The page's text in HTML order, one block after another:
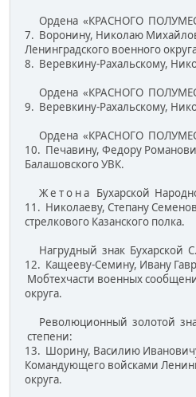
Ордена «КРАСНОГО
7. Воронину, Николаю
Ленинград­ского военного
8. Веревкину-Рахальскому,
Ордена «КРАСНОГО
9. Веревкину-Рахальскому,
Ордена «КРАСНОГО
10. Печавину, Федору
Балашовского УВК.
Ж е т о н а Бухарской
11. Николаеву, Степану
стрелкового Казанского полка.
Нагрудный знак Бухарской
12. Кащееву-Семину, Ивану
Мобтехчасти военных
округа.
Революционный золотой
степени:
13. Шорину, Василию
Командующего войсками
округа.